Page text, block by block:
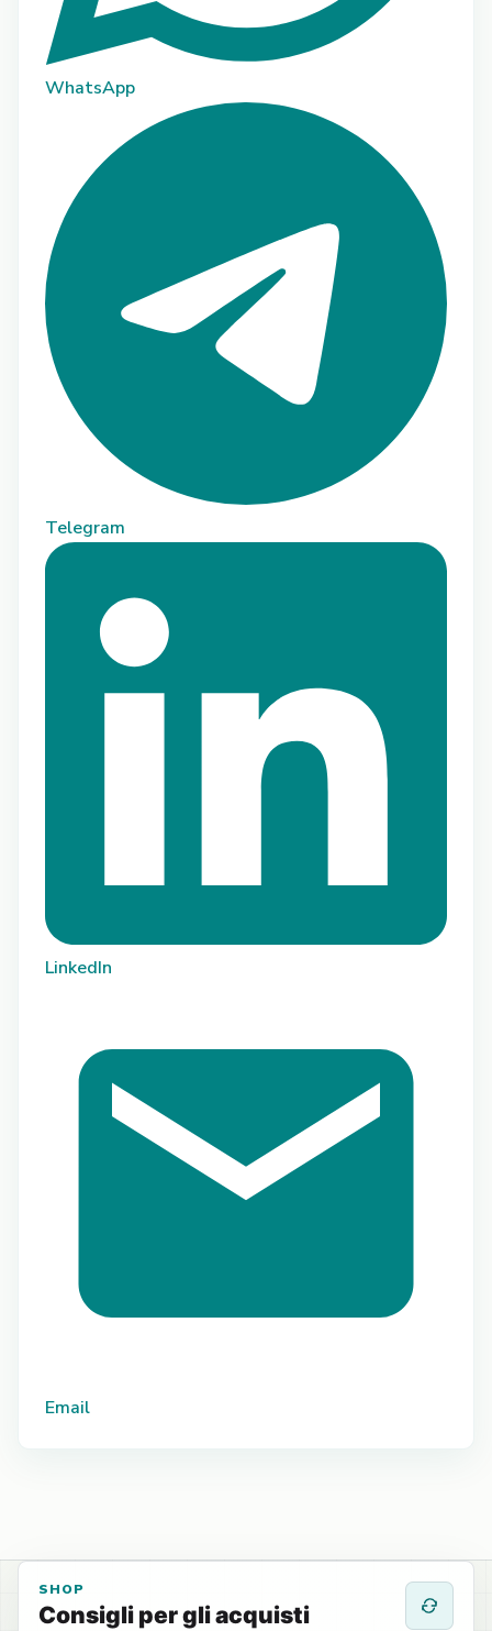
WhatsApp
Telegram
LinkedIn
Email
SHOP
Consigli per gli acquisti